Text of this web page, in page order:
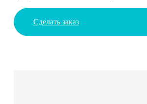
Сделать заказ